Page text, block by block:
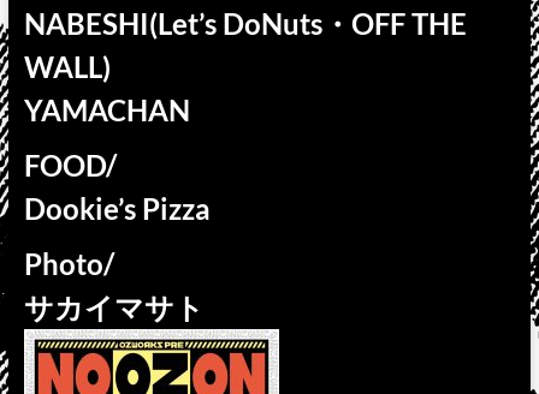
NABESHI(Let’s DoNuts・OFF THE
WALL)
YAMACHAN
FOOD/
Dookie’s Pizza
Photo/
サカイマサト